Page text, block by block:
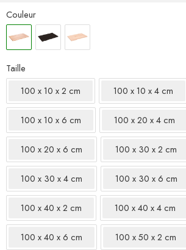
Couleur
Taille
100 x 10 x 2 cm
100 x 10 x 4 cm
100 x 10 x 6 cm 100 x 20 x 4 cm
100 x 20 x 6 cm 100 x 30 x 2 cm
100 x 30 x 4 cm 100 x 30 x 6 cm
100 x 40 x 2 cm 100 x 40 x 4 cm
100 x 40 x 6 cm 100 x 50 x 2 cm